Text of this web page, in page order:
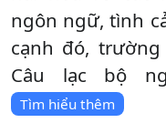
ngôn ngữ, tình
cạnh đó,
Câu lạc bộ
Tìm hiểu thêm